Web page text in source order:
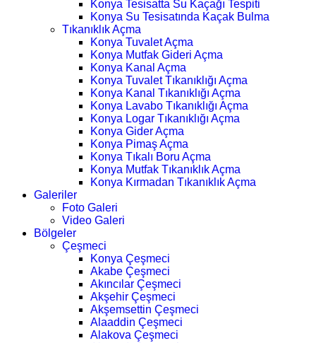
Konya Tesisatta Su Kaçağı Tespiti
Konya Su Tesisatında Kaçak Bulma
Tıkanıklık Açma
Konya Tuvalet Açma
Konya Mutfak Gideri Açma
Konya Kanal Açma
Konya Tuvalet Tıkanıklığı Açma
Konya Kanal Tıkanıklığı Açma
Konya Lavabo Tıkanıklığı Açma
Konya Logar Tıkanıklığı Açma
Konya Gider Açma
Konya Pimaş Açma
Konya Tıkalı Boru Açma
Konya Mutfak Tıkanıklık Açma
Konya Kırmadan Tıkanıklık Açma
Galeriler
Foto Galeri
Video Galeri
Bölgeler
Çeşmeci
Konya Çeşmeci
Akabe Çeşmeci
Akıncılar Çeşmeci
Akşehir Çeşmeci
Akşemsettin Çeşmeci
Alaaddin Çeşmeci
Alakova Çeşmeci